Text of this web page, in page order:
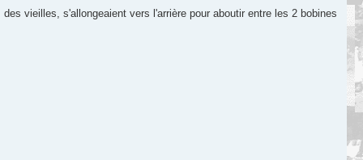
vieilles, s'allongeaient vers l'arrière pour aboutir entre les 2 bobines